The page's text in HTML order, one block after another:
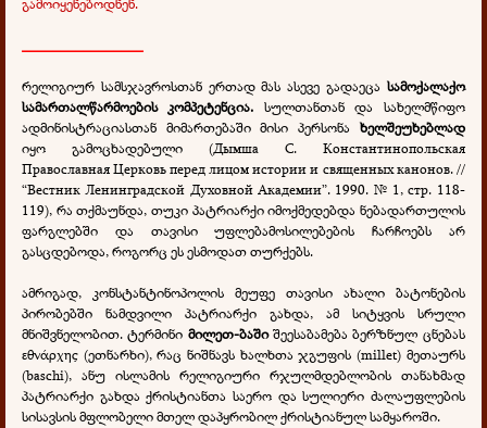
რელიგიურ სამსჯავროსთან ერთად მას ასევე გადაეცა სამოქალაქო
სამართალწარმოების კომპეტენცია. სულთანთან და სახელმწიფო
ადმინისტრაციასთან მიმართებაში მისი პერსონახელშეუხებლად
იყო გამოცხადებული (Дымша С. Константинопольская
Православная Церковь перед лицом истории и священных канонов. //
“Вестник Ленинградской Духовной Академии”. 1990. № 1, стр. 118-
119), რა თქმაუნდა, თუკი პატრიარქი იმოქმედებდა ნებადართულის
ფარგლებში და თავისი უფლებამოსილებების ჩარჩოებს არ
გასცდებოდა, როგორც ეს ესმოდათ თურქებს.
ამრიგად, კონსტანტინოპოლის მეუფე თავისი ახალი ბატონების
პირობებში ნამდვილი პატრიარქი გახდა, ამ სიტყვის სრული
მნიშვნელობით. ტერმინი მილეთ-ბაშიშეესაბამება ბერზნულ ცნებას
εθνάρχης (ეთნარხი), რაც ნიშნავს ხალხთა ჯგუფის (millet) მეთაურს
(baschi), ანუ ისლამის რელიგიური რჯულმდებლობის თანახმად
პატრიარქი გახდა ქრისტიანთა საერო და სულიერი ძალაუფლების
სისავსის მფლობელი მთელ დაპყრობილ ქრისტიანულ სამყაროში.